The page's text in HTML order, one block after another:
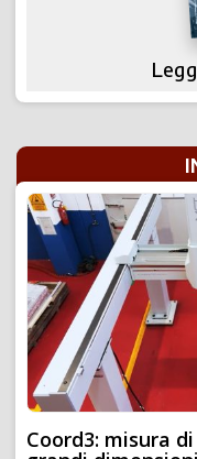
Coord3: misura